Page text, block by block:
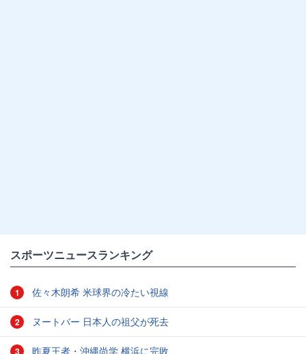
スポーツニュースランキング
1 佐々木朗希 米球界の冷たい視線
2 ヌートバー 日本人の祖父が死去
3 昨夏王者・沖縄尚学 横浜に完敗